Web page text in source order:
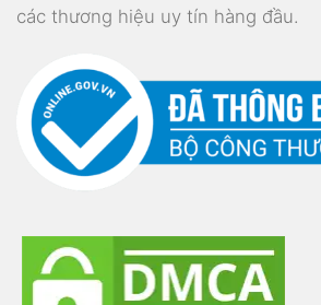
các thương hiệu uy tín hàng đầu.